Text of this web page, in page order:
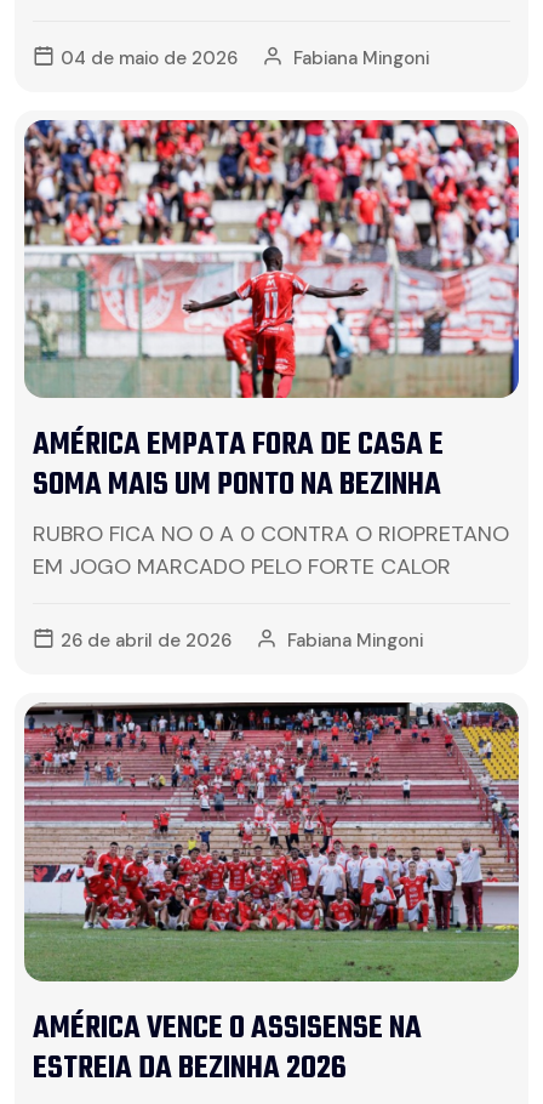
04 de maio de 2026 Fabiana Mingoni
AMÉRICA EMPATA FORA DE CASA E
SOMA MAIS UM PONTO NA BEZINHA
RUBRO FICA NO 0 A 0 CONTRA O RIOPRETANO
EM JOGO MARCADO PELO FORTE CALOR
26 de abril de 2026 Fabiana Mingoni
AMÉRICA VENCE O ASSISENSE NA
ESTREIA DA BEZINHA 2026